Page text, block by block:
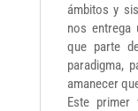
ámbitos y
nos entrega
que parte
paradigma,
amanecer
Este primer